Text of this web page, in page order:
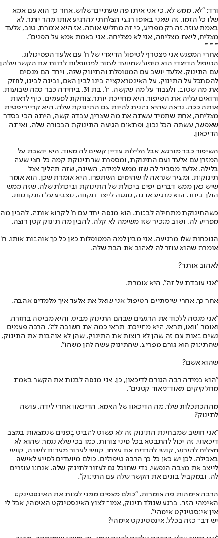
ורד: "לא, ממש לא. כי אני איתו פה שעתיים־שלוש. אחר כך הוא עם אמא
שלו כל הזמן. זה שאני באופן רגעי הצלחתי להרגיע אותו מהר יותר, לא
באמת עוזר. זה רק מפריע, כי זה מחליש אותה. אז היא אומרת, טוב, אלעד
מצליח, ליאת מצליחה, אני לא מצליחה. אני באמת אמא על הפנים".
* * *
אחרי המפגש אני מצטרף לטיפול הדיאדי של ח' עם אלעד הפסיכולוג.
הטיפול הדיאדי הוא טיפול שמיועד לעזור למטופלות לבנות את הקשר שלהן
עם התינוק. אלעד יושב עם המטופלת והתינוק שלה, ויחד הם מנסים
להסתכל על התינוק, על האינטראקציה בינו לבין האם, ובינה לבינו, לחזק
את מה שטוב, ולעבוד על מה שקשה. ח', בת 31, ביחידה כבר כמה שבועות,
ורואים עליה את השיפור. היא מחייכת יותר, צוחקת לפעמים. כיף לראות
אותה ככה. נראה שהיא נהנית להיות עם התינוקת שלה. היא קרייריסטית
מצליחה, אחת שתמיד עשתה את מה שצריך, עבדה קשה, היתה הכי בסדר
שאפשר, עשתה הכל נכון, ופתאום הגיעה התינוקת הבכורה שלה, ואיתה
הדיכאון.
השיפור כבר מורגש, אבל הלילות עדיין קשים לה מאוד. היא יושבת על
המזרן עם אלעד ועם התינוקת, ומספרת שהתינוקת קמה כל חצי שעה
בלילה. אלעד מסביר לה שזו ממש למידה, השינה, שזה תהליך אצל
תינוקות, ומעיר שנראה לו שהימים השתפרו. היא אומרת שכן. הוא אומר
שיש כאן ממש דברים יפים ביכולת של התינוקת וביכולת שלה. שזה ממש
הולך ביחד. הוא מרגיע אותה, מנסה לייצר תקווה, מצביע על התקדמות.
כשהתינוקת מתחילה לבכות, הוא מנסה יחד עם ח' לקרוא אותה, להבין מה
מפריע לה, ושוב מזכיר שזו משימה לא קלה, להבין מה תינוק קטן רוצה.
הנוכחות שלו מרגיעה. אני מבין למה המטופלות כאן כל כך אוהבות אותו. ח'
אומרת שהוא עוזר לה לאהוב את הבת שלה.
לאהוב אותה?
"אני עובדת על זה", היא אומרת.
אחר כך, אחרי שיסתיים הטיפול, אני שואל את אלעד איך מלמדים אהבה.
"אני מנסה ללכוד את הרגעים שבהם התינוק מביט, והיא מביטה בחזרה,
ואומר: 'וואו, תראי, היא מחייכת. תראי כמה את חשובה לה'. הרבה פעמים
נשים באות עם זה שהן לא רוצות את התינוק, שהן לא אוהבות את התינוק,
שהתינוק הוא גורם מפריע, שהתינוק עשה להן משהו".
שהוא אשם?
"הוא במידה רבה הגורם לדיכאון, כן. אני מנסה לבנות את הקשר באמת
מחלקיקים מאוד־מאוד קטנים".
מההסתכלות שלך, מה הדיכאון של האמא, הדיכאון אחרי לידה, עושה
לתינוק?
"אני חושב שמבחינת התינוק זה לא פשוט להביט בְפנים שנמצאות במצב
דיכאוני. זה יכול להתבטא בכל מיני צורות, כמו בכי שלא נגמר, שהוא לא
מצליח להירגע, קושי להרדים את עצמו, קושי לעבור מערות לשינה, קושי
באכילה. לכן יש כאן כל כך הרבה טיפולים. כולם מיועדים לסייע לאישה
לייצב את מצבה הנפשי, כדי שתוכל גם לעזור לתינוק שלה. אנחנו עוזרים
לה, ובמקביל בונים את הקשר שלה עם התינוק".
הרבה אימהות פה אומרות, "כולם מצפים ממני לגלות את האינסטינקט
האימהי הזה. ברגע שנולד תינוק, אמור לצוץ האינסטינקט האימהי, אבל לי
אין אינסטינקט אימהי".
יש דבר כזה בכלל, אינסטינקט אימהי?